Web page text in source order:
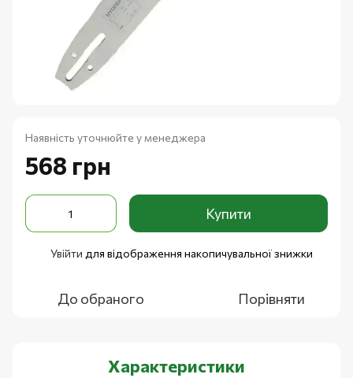
Наявність уточнюйте у менеджера
568 грн
Купити
Увійти для відображення накопичувальної знижки
До обраного Порівняти
Характеристики